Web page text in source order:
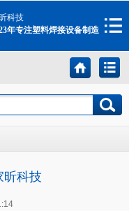
科技
年专注塑料焊接设备制造
昕科技